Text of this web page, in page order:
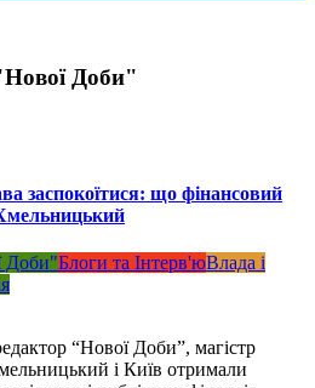
Доби"
заспокоїтися: що фінансовий
Доби"Блоги та Інтерв'юВлада і
“Нової Доби”, магістр
і Київ отримали